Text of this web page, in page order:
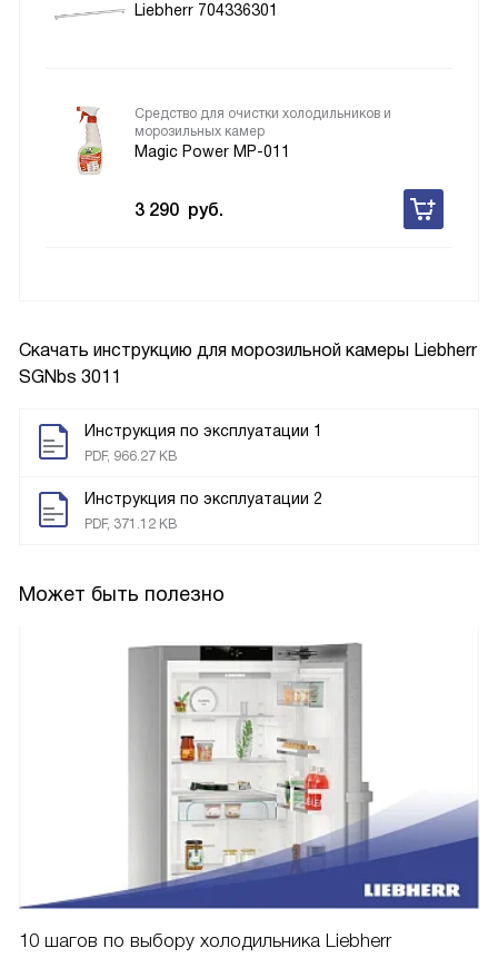
Скачать инструкцию для морозильной камеры Liebherr
SGNbs 3011
Инструкция по эксплуатации 1
PDF, 966.27 KB
Инструкция по эксплуатации 2
PDF, 371.12 KB
Может быть полезно
10 шагов по выбору холодильника Liebherr
Liebherr 704336301
Средство для очистки холодильников и
морозильных камер
Magic Power MP-011
3 290 руб.